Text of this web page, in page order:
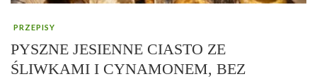
PRZEPISY
PYSZNE JESIENNE CIASTO ZE
ŚLIWKAMI I CYNAMONEM, BEZ